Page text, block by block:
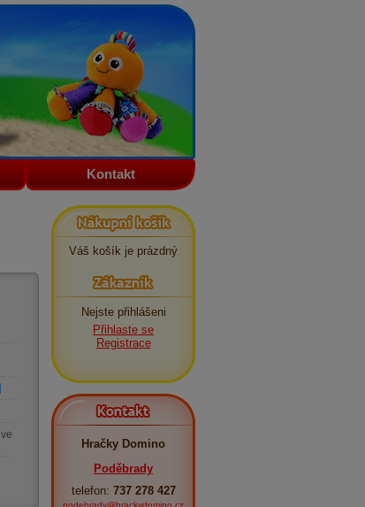
Kontakt
ve
Nákupní košík
Váš košík je prázdný
Zákazník
Nejste přihlášeni
Přihlaste se
Registrace
Kontakt
Hračky Domino
Poděbrady
telefon: 737 278 427
podebrady@hrackydomino.cz